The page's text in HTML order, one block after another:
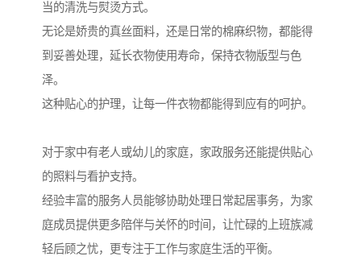
当的清洗与熨烫方式。
无论是娇贵的真丝面料，还是日常的棉麻织物，都能得
到妥善处理，延长衣物使用寿命，保持衣物版型与色
泽。
这种贴心的护理，让每一件衣物都能得到应有的呵护。
对于家中有老人或幼儿的家庭，家政服务还能提供贴心
的照料与看护支持。
经验丰富的服务人员能够协助处理日常起居事务，为家
庭成员提供更多陪伴与关怀的时间，让忙碌的上班族减
轻后顾之忧，更专注于工作与家庭生活的平衡。